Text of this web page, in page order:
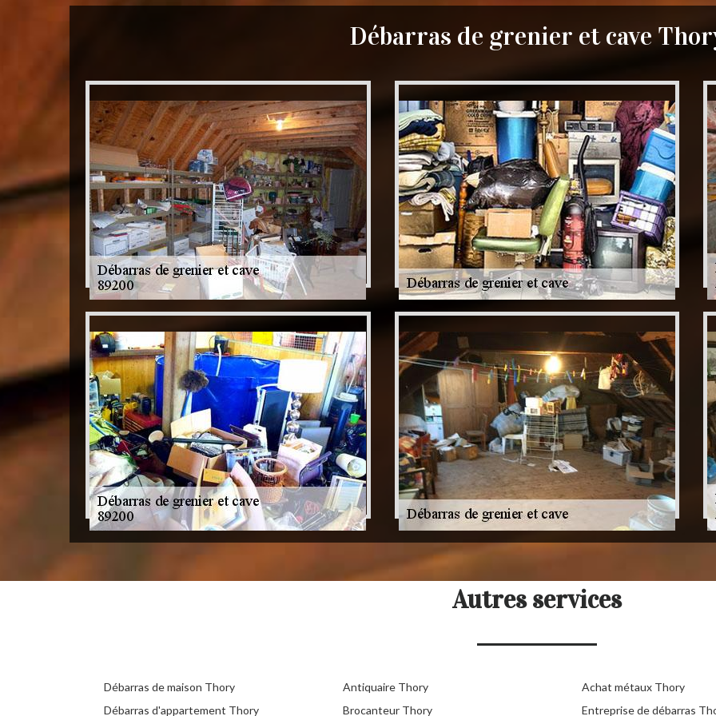
Débarras de grenier et cave
Autres services
Débarras de maison Thory
Débarras d'appartement Thory
Antiquaire Thory
Brocanteur Thory
Achat métaux Thory
Entreprise de débarras